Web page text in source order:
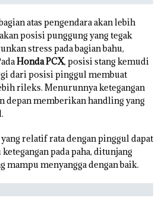
atas pengendara akan lebih
posisi punggung yang tegak
stress pada bagian bahu,
Honda PCX, posisi stang kemudi
dari posisi pinggul membuat
rileks. Menurunnya ketegangan
depan memberikan handling yang
relatif rata dengan pinggul dapat
pada paha, ditunjang
mampu menyangga dengan baik.